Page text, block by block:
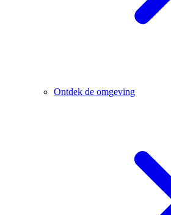
Ontdek de omgeving